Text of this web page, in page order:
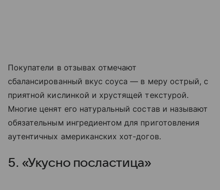
Покупатели в отзывах отмечают
сбалансированный вкус соуса — в меру острый, с
приятной кислинкой и хрустящей текстурой.
Многие ценят его натуральный состав и называют
обязательным ингредиентом для приготовления
аутентичных американских хот-догов.
5. «Укусно посластица»